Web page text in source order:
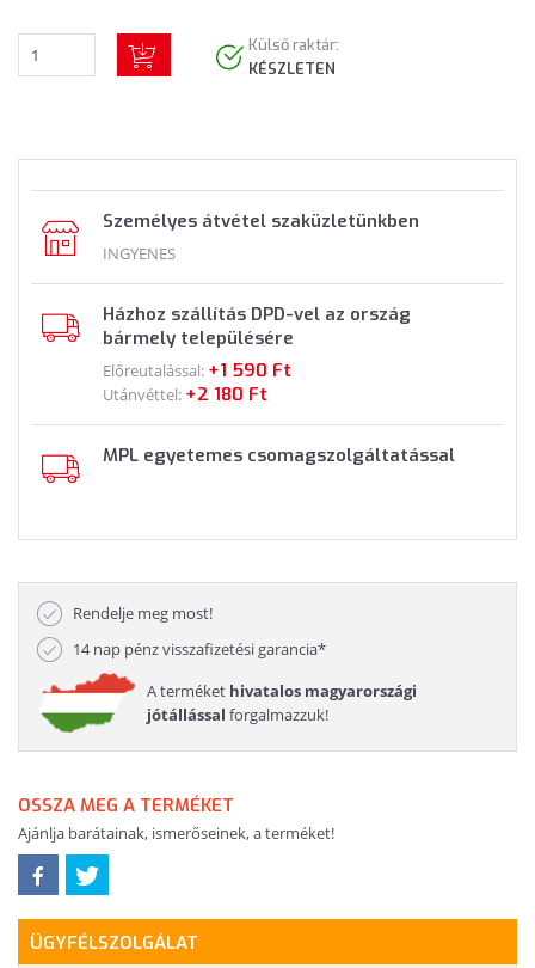
Külső raktár:
KÉSZLETEN
Személyes átvétel szaküzletünkben
INGYENES
Házhoz szállítás DPD-vel az ország
bármely településére
Előreutalással: +1 590 Ft
Utánvéttel: +2 180 Ft
MPL egyetemes csomagszolgáltatással
Rendelje meg most!
14 nap pénz visszafizetési garancia*
A terméket hivatalos magyarországi
jótállással forgalmazzuk!
OSSZA MEG A TERMÉKET
Ajánlja barátainak, ismerőseinek, a terméket!
ÜGYFÉLSZOLGÁLAT